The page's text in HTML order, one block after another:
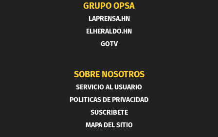
GRUPO OPSA
LAPRENSA.HN
ELHERALDO.HN
GOTV
SOBRE NOSOTROS
SERVICIO AL USUARIO
POLITICAS DE PRIVACIDAD
SUSCRIBETE
MAPA DEL SITIO